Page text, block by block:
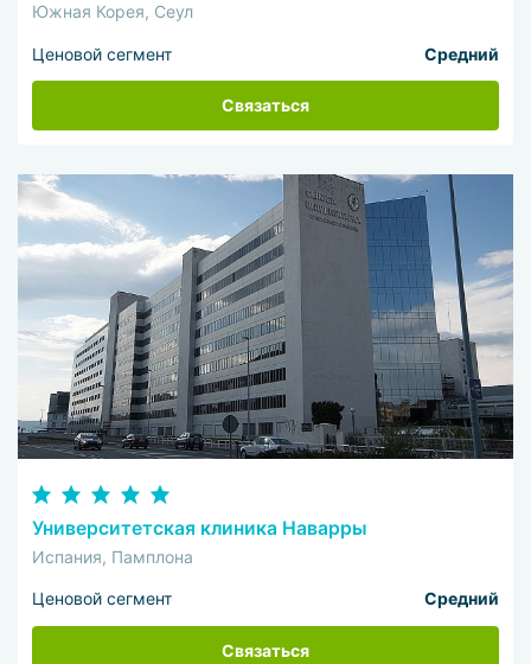
Южная Корея, Сеул
Ценовой сегмент Средний
Связаться
Университетская клиника Наварры
Испания, Памплона
Ценовой сегмент Средний
Связаться